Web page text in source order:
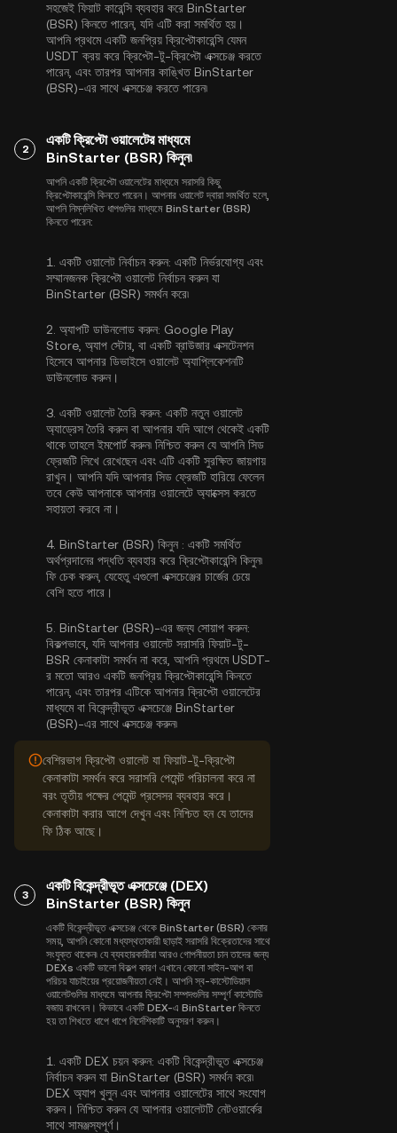
সহজেই ফিয়াট কারেন্সি ব্যবহার করে BinStarter
(BSR) কিনতে পারেন, যদি এটি করা সমর্থিত হয়।
আপনি প্রথমে একটি জনপ্রিয় ক্রিপ্টোকারেন্সি যেমন
USDT ক্রয় করে ক্রিপ্টো-টু-ক্রিপ্টো এক্সচেঞ্জ করতে
পারেন, এবং তারপর আপনার কাঙ্খিত BinStarter
(BSR)-এর সাথে এক্সচেঞ্জ করতে পারেন৷
2
একটি ক্রিপ্টো ওয়ালেটের মাধ্যমে
BinStarter (BSR) কিনুন৷
আপনি একটি ক্রিপ্টো ওয়ালেটের মাধ্যমে সরাসরি কিছু
ক্রিপ্টোকারেন্সি কিনতে পারেন। আপনার ওয়ালেট দ্বারা সমর্থিত হলে,
আপনি নিম্নলিখিত ধাপগুলির মাধ্যমে BinStarter (BSR)
কিনতে পারেন:
1. একটি ওয়ালেট নির্বাচন করুন: একটি নির্ভরযোগ্য এবং
সম্মানজনক ক্রিপ্টো ওয়ালেট নির্বাচন করুন যা
BinStarter (BSR) সমর্থন করে৷
2. অ্যাপটি ডাউনলোড করুন: Google Play
Store, অ্যাপ স্টোর, বা একটি ব্রাউজার এক্সটেনশন
হিসেবে আপনার ডিভাইসে ওয়ালেট অ্যাপ্লিকেশনটি
ডাউনলোড করুন।
3. একটি ওয়ালেট তৈরি করুন: একটি নতুন ওয়ালেট
অ্যাড্রেস তৈরি করুন বা আপনার যদি আগে থেকেই একটি
থাকে তাহলে ইমপোর্ট করুন৷ নিশ্চিত করুন যে আপনি সিড
ফ্রেজটি লিখে রেখেছেন এবং এটি একটি সুরক্ষিত জায়গায়
রাখুন। আপনি যদি আপনার সিড ফ্রেজটি হারিয়ে ফেলেন
তবে কেউ আপনাকে আপনার ওয়ালেটে অ্যাক্সেস করতে
সহায়তা করবে না।
4. BinStarter (BSR) কিনুন : একটি সমর্থিত
অর্থপ্রদানের পদ্ধতি ব্যবহার করে ক্রিপ্টোকারেন্সি কিনুন৷
ফি চেক করুন, যেহেতু এগুলো এক্সচেঞ্জের চার্জের চেয়ে
বেশি হতে পারে।
5. BinStarter (BSR)-এর জন্য সোয়াপ করুন:
বিকল্পভাবে, যদি আপনার ওয়ালেট সরাসরি ফিয়াট-টু-
BSR কেনাকাটা সমর্থন না করে, আপনি প্রথমে USDT-
র মতো আরও একটি জনপ্রিয় ক্রিপ্টোকারেন্সি কিনতে
পারেন, এবং তারপর এটিকে আপনার ক্রিপ্টো ওয়ালেটের
মাধ্যমে বা বিকেন্দ্রীভূত এক্সচেঞ্জে BinStarter
(BSR)-এর সাথে এক্সচেঞ্জ করুন৷
বেশিরভাগ ক্রিপ্টো ওয়ালেট যা ফিয়াট-টু-ক্রিপ্টো
কেনাকাটা সমর্থন করে সরাসরি পেমেন্ট পরিচালনা করে না
বরং তৃতীয় পক্ষের পেমেন্ট প্রসেসর ব্যবহার করে।
কেনাকাটা করার আগে দেখুন এবং নিশ্চিত হন যে তাদের
ফি ঠিক আছে।
3
একটি বিকেন্দ্রীভূত এক্সচেঞ্জে (DEX)
BinStarter (BSR) কিনুন
একটি বিকেন্দ্রীভূত এক্সচেঞ্জ থেকে BinStarter (BSR) কেনার
সময়, আপনি কোনো মধ্যস্থতাকারী ছাড়াই সরাসরি বিক্রেতাদের সাথে
সংযুক্ত থাকেন৷ যে ব্যবহারকারীরা আরও গোপনীয়তা চান তাদের জন্য
DEXs একটি ভালো বিকল্প কারণ এখানে কোনো সাইন-আপ বা
পরিচয় যাচাইয়ের প্রয়োজনীয়তা নেই। আপনি স্ব-কাস্টোডিয়াল
ওয়ালেটগুলির মাধ্যমে আপনার ক্রিপ্টো সম্পদগুলির সম্পূর্ণ কাস্টোডি
বজায় রাখবেন। কিভাবে একটি DEX-এ BinStarter কিনতে
হয় তা শিখতে ধাপে ধাপে নির্দেশিকাটি অনুসরণ করুন।
1. একটি DEX চয়ন করুন: একটি বিকেন্দ্রীভূত এক্সচেঞ্জ
নির্বাচন করুন যা BinStarter (BSR) সমর্থন করে৷
DEX অ্যাপ খুলুন এবং আপনার ওয়ালেটের সাথে সংযোগ
করুন। নিশ্চিত করুন যে আপনার ওয়ালেটটি নেটওয়ার্কের
সাথে সামঞ্জস্যপূর্ণ।